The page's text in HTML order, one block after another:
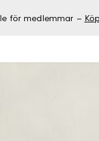
för medlemmar –